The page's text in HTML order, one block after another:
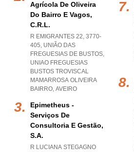
Agrícola De Oliveira
Do Bairro E Vagos,
C.r.l.
R EMIGRANTES 22, 3770-
405, UNIÃO DAS
FREGUESIAS DE BUSTOS,
UNIAO FREGUESIAS
BUSTOS TROVISCAL
MAMARROSA OLIVEIRA
BAIRRO, AVEIRO
Epimetheus -
Serviços De
Consultoria E Gestão,
S.a.
R LUCIANA STEGAGNO